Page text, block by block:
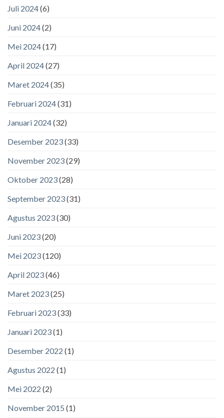
Juli 2024(6)
Juni 2024(2)
Mei 2024(17)
April 2024(27)
Maret 2024(35)
Februari 2024(31)
Januari 2024(32)
Desember 2023(33)
November 2023(29)
Oktober 2023(28)
September 2023(31)
Agustus 2023(30)
Juni 2023(20)
Mei 2023(120)
April 2023(46)
Maret 2023(25)
Februari 2023(33)
Januari 2023(1)
Desember 2022 (1)
Agustus 2022 (1)
Mei 2022 (2)
November 2015 (1)